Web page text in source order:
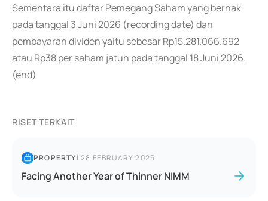
Sementara itu daftar Pemegang Saham yang berhak
pada tanggal 3 Juni 2026 (recording date) dan
pembayaran dividen yaitu sebesar Rp15.281.066.692
atau Rp38 per saham jatuh pada tanggal 18 Juni 2026.
(end)
RISET TERKAIT
PROPERTY|28 FEBRUARY 2025
Facing Another Year of Thinner NIMM